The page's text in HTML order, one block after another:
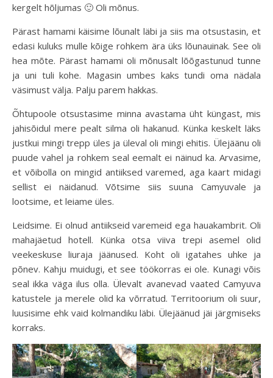
kergelt hõljumas 🙂 Oli mõnus.
Pärast hamami käisime lõunalt läbi ja siis ma otsustasin, et
edasi kuluks mulle kõige rohkem ära üks lõunauinak. See oli
hea mõte. Pärast hamami oli mõnusalt lõõgastunud tunne
ja uni tuli kohe. Magasin umbes kaks tundi oma nädala
väsimust välja. Palju parem hakkas.
Õhtupoole otsustasime minna avastama üht küngast, mis
jahisõidul mere pealt silma oli hakanud. Künka keskelt läks
justkui mingi trepp üles ja üleval oli mingi ehitis. Ülejäänu oli
puude vahel ja rohkem seal eemalt ei näinud ka. Arvasime,
et võibolla on mingid antiiksed varemed, aga kaart midagi
sellist ei näidanud. Võtsime siis suuna Camyuvale ja
lootsime, et leiame üles.
Leidsime. Ei olnud antiikseid varemeid ega hauakambrit. Oli
mahajäetud hotell. Künka otsa viiva trepi asemel olid
veekeskuse liuraja jäänused. Koht oli igatahes uhke ja
põnev. Kahju muidugi, et see töökorras ei ole. Kunagi võis
seal ikka väga ilus olla. Ülevalt avanevad vaated Camyuva
katustele ja merele olid ka võrratud. Territoorium oli suur,
luusisime ehk vaid kolmandiku läbi. Ülejäänud jäi järgmiseks
korraks.